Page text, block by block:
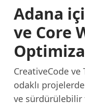
Adana
ve Core
CreativeCode ve
odaklı
ve